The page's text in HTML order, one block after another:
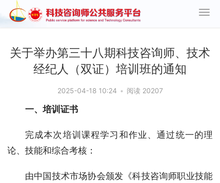
关于举办第三十八期科技咨询师、技术
经纪人（双证）培训班的通知
2025-04-18 10:24 • 阅读 20207
一、培训证书
完成本次培训课程学习和作业、通过统一的理
论、技能和综合考核：
由中国技术市场协会颁发《科技咨询师职业技能